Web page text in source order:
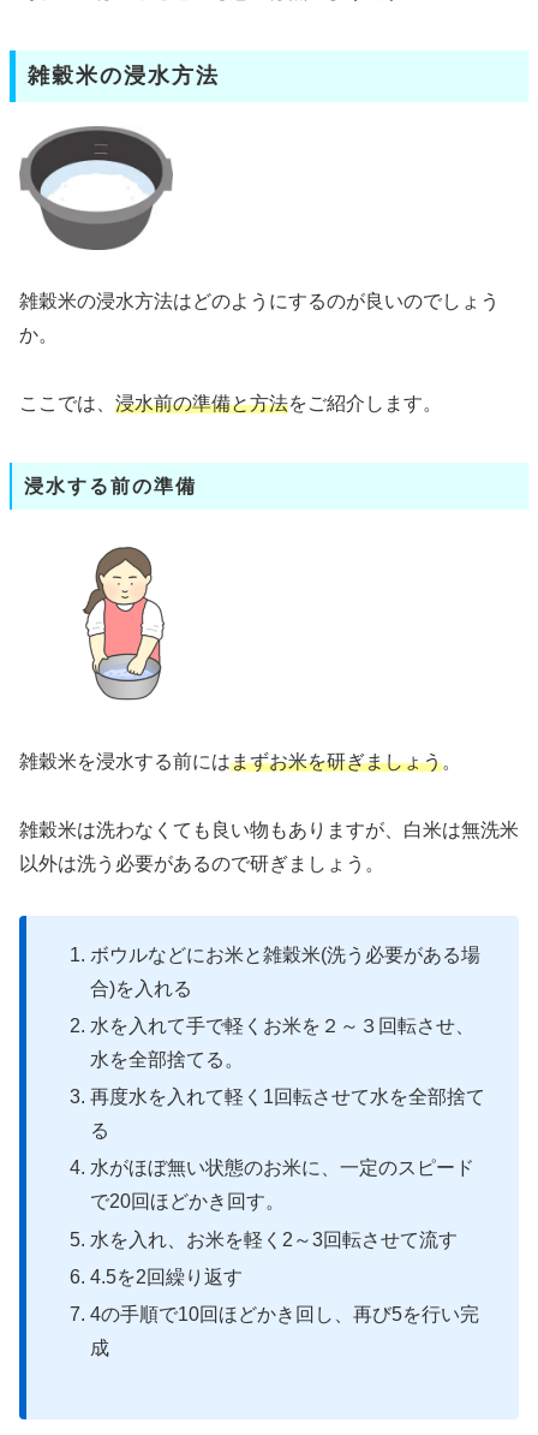
雑穀米の浸水方法
雑穀米の浸水方法はどのようにするのが良いのでしょう
か。
ここでは、 浸水前の準備と方法をご紹介します。
浸水する前の準備
雑穀米を浸水する前にはまずお米を研ぎましょう。
雑穀米は洗わなくても良い物もありますが、白米は無洗米
以外は洗う必要があるので研ぎましょう。
ボウルなどにお米と雑穀米(洗う必要がある場
合)を入れる
水を入れて手で軽くお米を２～３回転させ、
水を全部捨てる。
再度水を入れて軽く1回転させて水を全部捨て
る
水がほぼ無い状態のお米に、一定のスピード
で20回ほどかき回す。
水を入れ、お米を軽く2～3回転させて流す
4.5を2回繰り返す
4の手順で10回ほどかき回し、再び5を行い完
成